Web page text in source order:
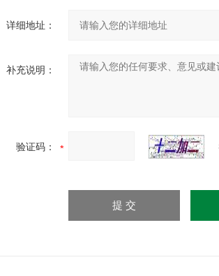
详细地址：
补充说明：
验证码：